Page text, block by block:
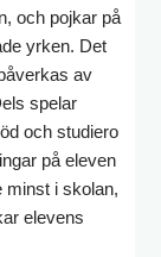
och pojkar på
yrken. Det
av
spelar
och studiero
på eleven
minst i skolan,
elevens